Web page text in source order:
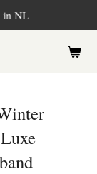
in NL